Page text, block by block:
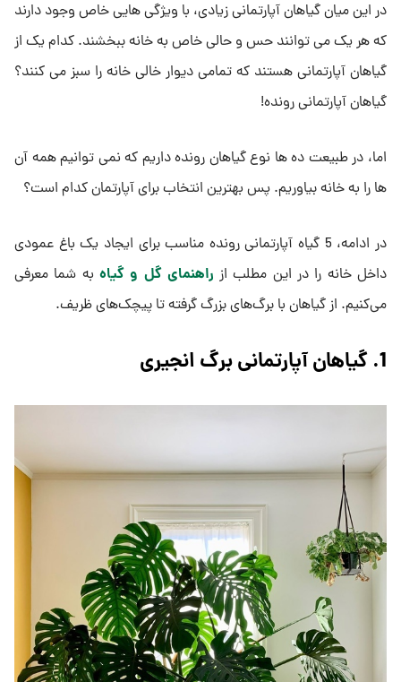
در این میان گیاهان آپارتمانی زیادی، با ویژگی‌ هایی خاص وجود دارند
که هر یک می توانند حس و حالی خاص به خانه ببخشند. کدام یک از
گیاهان آپارتمانی هستند که تمامی دیوار خالی خانه را سبز می کنند؟
گیاهان آپارتمانی رونده!
اما، در طبیعت ده ها نوع گیاهان رونده داریم که نمی توانیم همه آن
ها را به خانه بیاوریم. پس بهترین انتخاب برای آپارتمان کدام است؟
در ادامه، 5 گیاه آپارتمانی رونده مناسب برای ایجاد یک باغ عمودی
داخل خانه را در این مطلب از راهنمای گل و گیاه به شما معرفی
می‌کنیم. از گیاهان با برگ‌های بزرگ گرفته تا پیچک‌های ظریف.
1. گیاهان آپارتمانی برگ انجیری